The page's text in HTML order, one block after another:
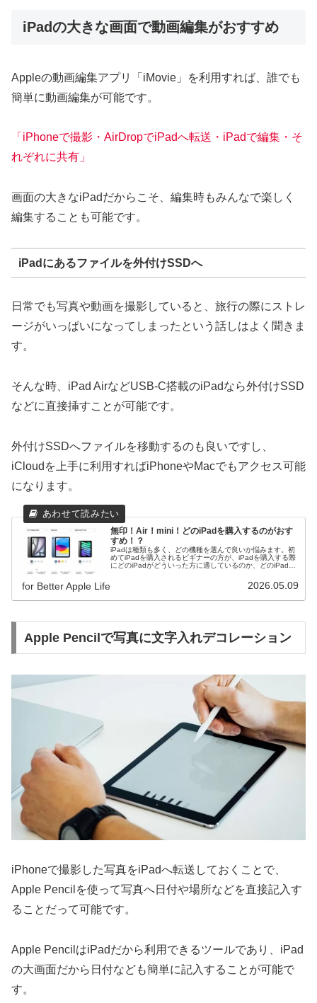
iPadの大きな画面で動画編集がおすすめ
Appleの動画編集アプリ「iMovie」を利用すれば、誰でも
簡単に動画編集が可能です。
「iPhoneで撮影・AirDropでiPadへ転送・iPadで編集・そ
れぞれに共有」
画面の大きなiPadだからこそ、編集時もみんなで楽しく
編集することも可能です。
iPadにあるファイルを外付けSSDへ
日常でも写真や動画を撮影していると、旅行の際にストレ
ージがいっぱいになってしまったという話しはよく聞きま
す。
そんな時、iPad AirなどUSB-C搭載のiPadなら外付けSSD
などに直接挿すことが可能です。
外付けSSDへファイルを移動するのも良いですし、
iCloudを上手に利用すればiPhoneやMacでもアクセス可能
になります。
無印！Air！mini！どのiPadを購入するのがおす
すめ！？
iPadは種類も多く、どの機種を選んで良いか悩みます。初
めてiPadを購入されるビギナーの方が、iPadを購入する際
にどのiPadがどういった方に適しているのか、どのiPad購
for Better Apple Life 2026.05.09
Apple Pencilで写真に文字入れデコレーション
iPhoneで撮影した写真をiPadへ転送しておくことで、
Apple Pencilを使って写真へ日付や場所などを直接記入す
ることだって可能です。
Apple PencilはiPadだから利用できるツールであり、iPad
の大画面だから日付なども簡単に記入することが可能で
す。